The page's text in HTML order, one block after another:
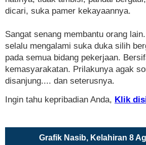
dicari, suka pamer kekayaannya.
Sangat senang membantu orang
selalu mengalami suka duka silih
pada semua bidang pekerjaan.
kemasyarakatan. Prilakunya agak
disanjung.... dan seterusnya.
Ingin tahu kepribadian Anda, Klik
Grafik Nasib, Kelahiran 8